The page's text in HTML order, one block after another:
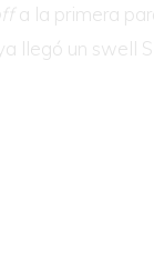
a la primera
llegó un swell